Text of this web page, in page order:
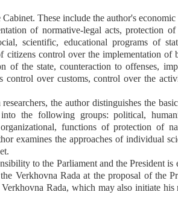
These include the author's
of normative-legal acts, protection
scientific, educational programs of
citizens control over the implementation of
of the state, counteraction to offenses,
control over customs, control over the
the author distinguishes the
the following groups: political,
functions of protection of
examines the approaches of individual
to the Parliament and the President is
Verkhovna Rada at the proposal of the
Rada, which may also initiate his